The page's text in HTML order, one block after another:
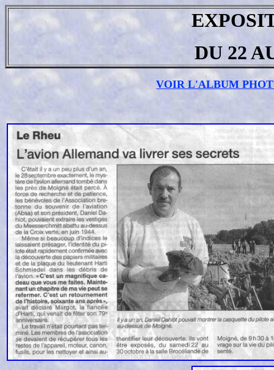
DU 22
VOIR L'ALBUM